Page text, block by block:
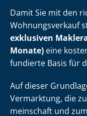
Damit Sie mit den
Wohnungsverkauf
exklusiven
Monate) eine
fundierte Basis für
Auf dieser
Vermarktung, die
mein­schaft und